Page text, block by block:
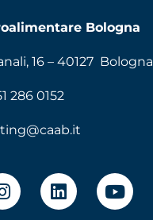
Bologna
16 – 40127 Bologna
286 0152